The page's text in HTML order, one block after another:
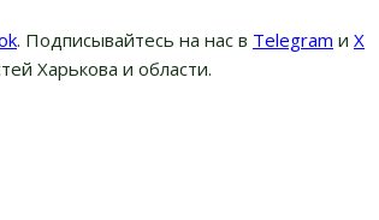
. Подписывайтесь на нас в Telegram и Х
Харькова и области.